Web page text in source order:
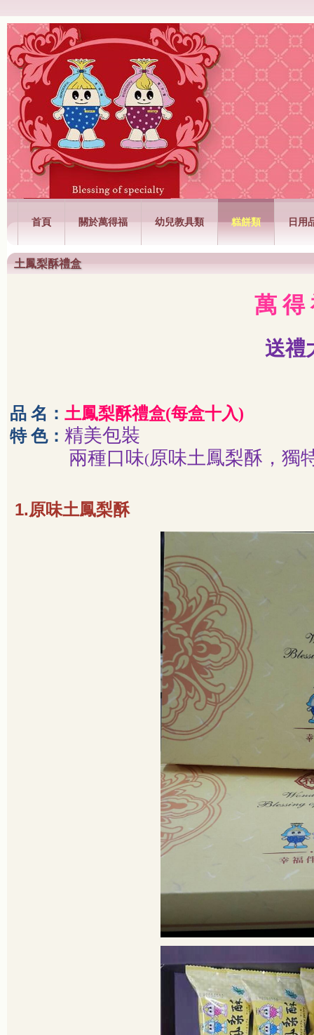
萬得福興業有限公司
首頁 關於萬得福 幼兒教具類 糕餅類 日用
土鳳梨酥禮盒
萬 得
送禮
品 名： 土鳳梨酥禮盒(每盒十入)
特 色： 精美包裝
兩種口味(原味土鳳梨酥，獨
1.原味土鳳梨酥